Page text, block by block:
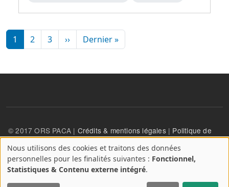
Pagination
1 2 3 ››Page suivante
Dernier »Dernière page
© 2017 ORS PACA | Crédits & mentions légales| Politique de
confidentialité
User account menu
Se connecter
A
propos
Nous utilisons des cookies et traitons des données
personnelles pour les finalités suivantes : Fonctionnel,
Statistiques & Contenu externe intégré.